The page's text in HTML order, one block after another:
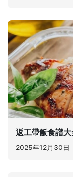
返工帶飯食譜
2025年12月30日